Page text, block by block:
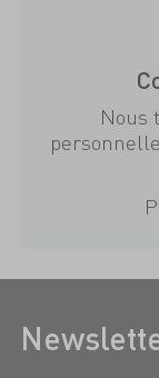
Nous